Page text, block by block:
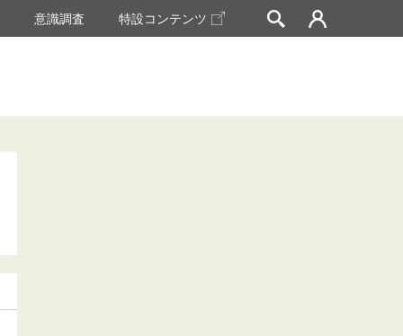
意識調査 特設コンテンツ